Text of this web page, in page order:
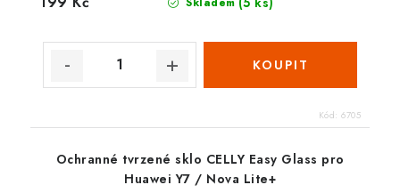
Kód: 6705
Ochranné tvrzené sklo CELLY Easy Glass pro
Huawei Y7 / Nova Lite+